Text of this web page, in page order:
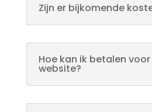
Zijn er bijkomende
Hoe kan ik betalen
website?